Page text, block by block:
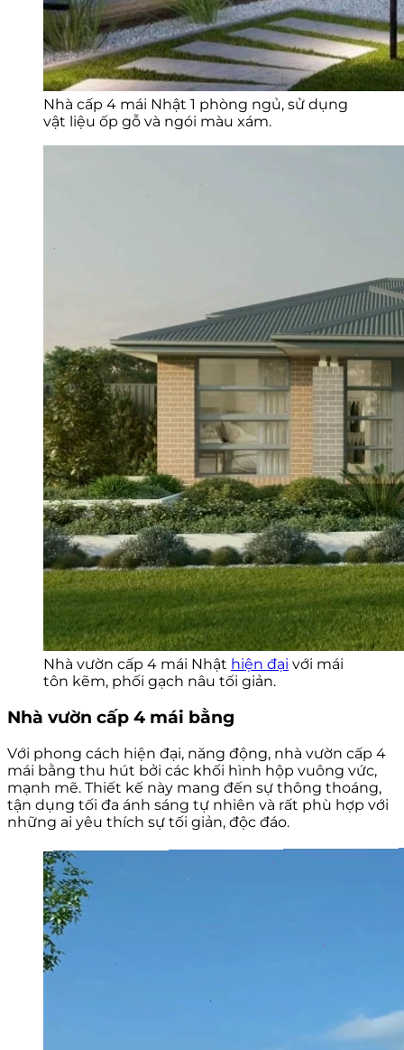
Nhà cấp 4 mái Nhật 1 phòng ngủ, sử dụng
vật liệu ốp gỗ và ngói màu xám.
Nhà vườn cấp 4 mái Nhật hiện đại với mái
tôn kẽm, phối gạch nâu tối giản.
Nhà vườn cấp 4 mái bằng
Với phong cách hiện đại, năng động, nhà vườn cấp 4
mái bằng thu hút bởi các khối hình hộp vuông vức,
mạnh mẽ. Thiết kế này mang đến sự thông thoáng,
tận dụng tối đa ánh sáng tự nhiên và rất phù hợp với
những ai yêu thích sự tối giản, độc đáo.